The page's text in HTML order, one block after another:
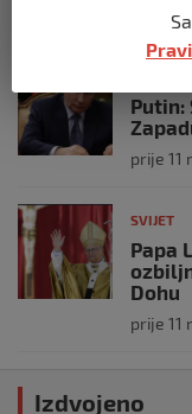
prije
Putin:
prije 11
SVIJET
Papa
Dohu
prije 11
Izdvojeno